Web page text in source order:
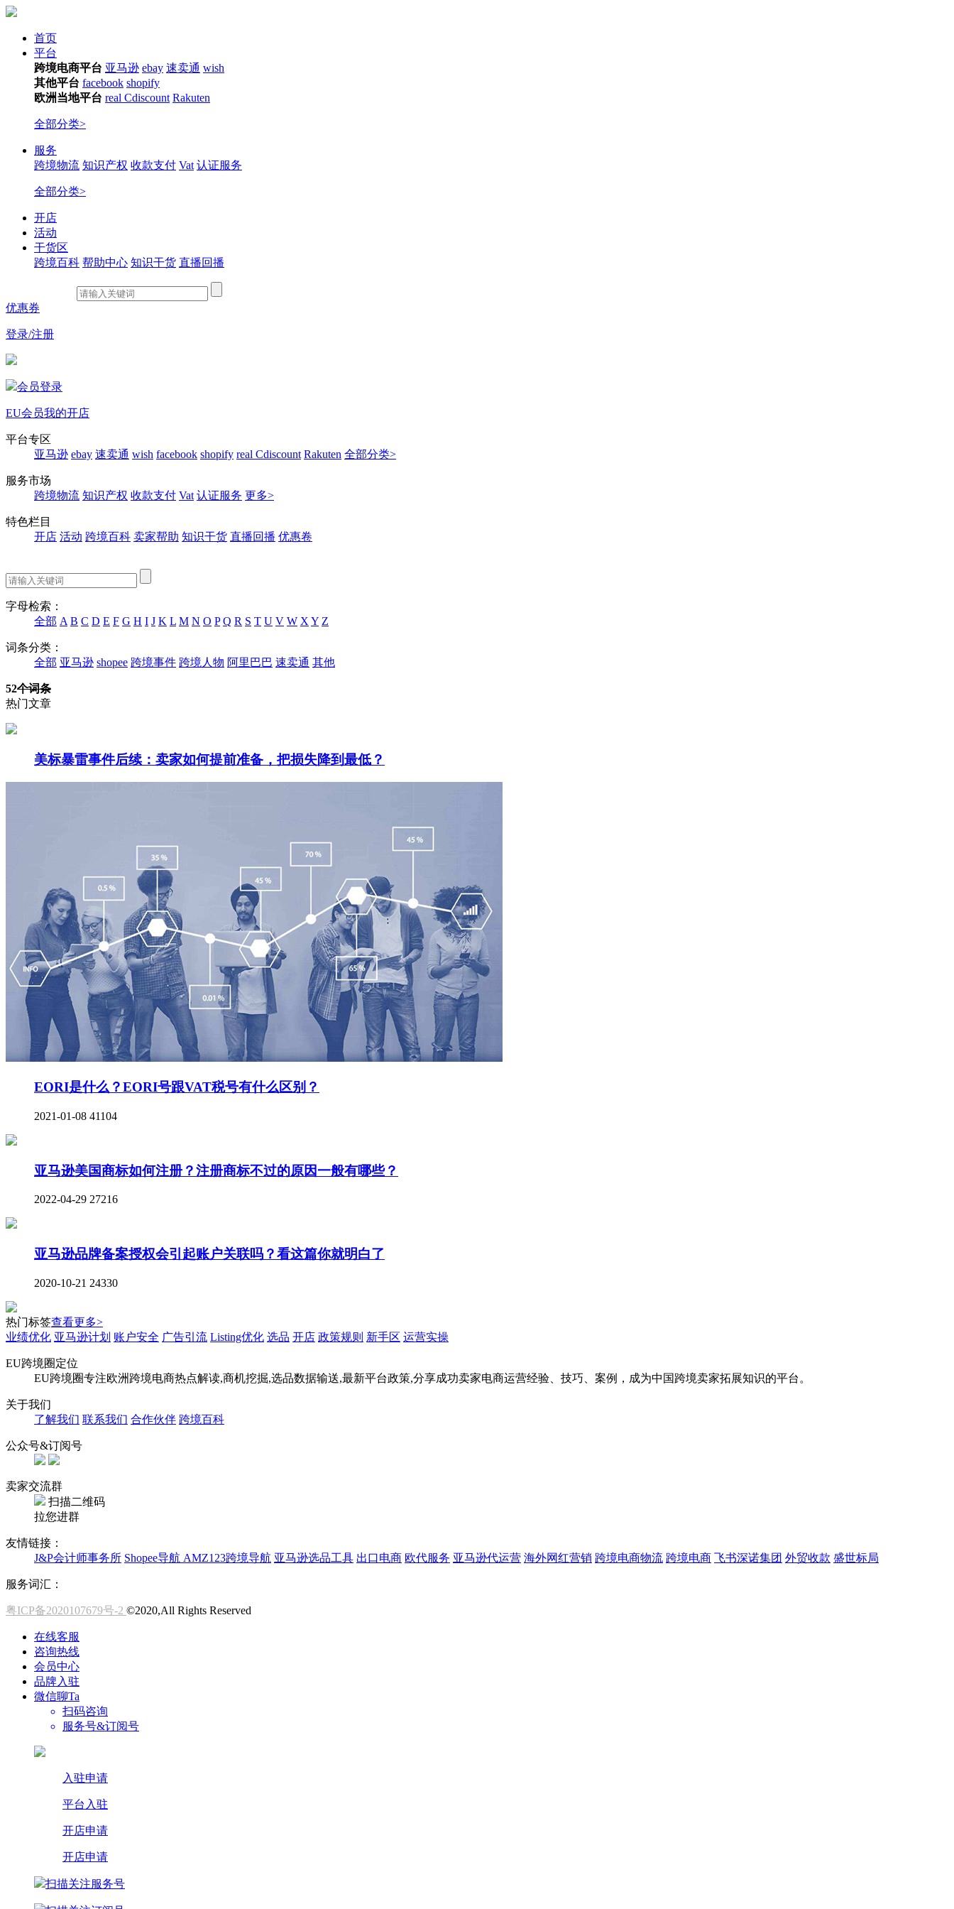
首页
平台
跨境电商平台 亚马逊 ebay 速卖通 wish
其他平台 facebook shopify
欧洲当地平台 real Cdiscount Rakuten
全部分类>
服务
跨境物流 知识产权 收款支付 Vat 认证服务
全部分类>
开店
活动
干货区
跨境百科 帮助中心 知识干货 直播回播
优惠券
登录/注册
会员登录
EU会员我的开店
平台专区
亚马逊 ebay 速卖通 wish facebook shopify real Cdiscount Rakuten 全部分类>
服务市场
跨境物流 知识产权 收款支付 Vat 认证服务 更多>
特色栏目
开店 活动 跨境百科 卖家帮助 知识干货 直播回播 优惠卷
字母检索：
全部 A B C D E F G H I J K L M N O P Q R S T U V W X Y Z
词条分类：
全部 亚马逊 shopee 跨境事件 跨境人物 阿里巴巴 速卖通 其他
52个词条
热门文章
美标暴雷事件后续：卖家如何提前准备，把损失降到最低？
EORI是什么？EORI号跟VAT税号有什么区别？
2021-01-08 41104
亚马逊美国商标如何注册？注册商标不过的原因一般有哪些？
2022-04-29 27216
亚马逊品牌备案授权会引起账户关联吗？看这篇你就明白了
2020-10-21 24330
热门标签查看更多>
业绩优化 亚马逊计划 账户安全 广告引流 Listing优化 选品 开店 政策规则 新手区 运营实操
EU跨境圈定位
EU跨境圈专注欧洲跨境电商热点解读,商机挖掘,选品数据输送,最新平台政策,分享成功卖家电商运营经验、技巧、案例，成为中国跨境卖家拓展知识的平台。
关于我们
了解我们 联系我们 合作伙伴 跨境百科
公众号&订阅号
卖家交流群
扫描二维码
拉您进群
友情链接：
J&P会计师事务所 Shopee导航 AMZ123跨境导航 亚马逊选品工具 出口电商 欧代服务 亚马逊代运营 海外网红营销 跨境电商物流 跨境电商 飞书深诺集团 外贸收款 盛世标局
服务词汇：
粤ICP备2020107679号-2 ©2020,All Rights Reserved
在线客服
咨询热线
会员中心
品牌入驻
微信聊Ta
扫码咨询
服务号&订阅号
入驻申请
平台入驻
开店申请
开店申请
扫描关注服务号